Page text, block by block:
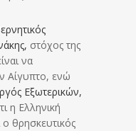
στόχος της
να
Αίγυπτο, ενώ
Εξωτερικών,
η Ελληνική
θρησκευτικός